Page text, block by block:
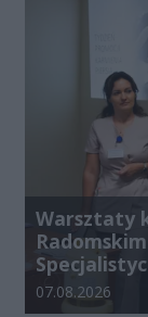
Warsztaty
Data dodania
07.08.2026